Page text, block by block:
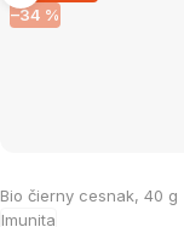
–34 %
Bio čierny cesnak, 40 g
Imunita